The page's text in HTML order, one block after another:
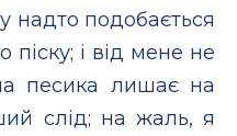
надто подобається
і від мене не
песика лишає на
слід; на жаль, я